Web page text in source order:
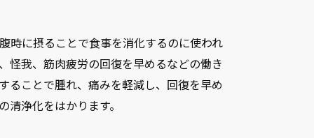
時に摂ることで食事を消化するのに使われ
怪我、筋肉疲労の回復を早めるなどの働き
ることで腫れ、痛みを軽減し、回復を早め
浄化をはかります。